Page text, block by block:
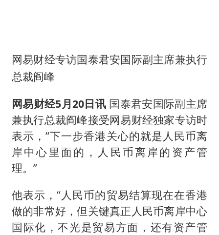
网易财经专访国泰君安国际副主席兼执行
总裁阎峰
网易财经5月20日讯 国泰君安国际副主席
兼执行总裁阎峰接受网易财经独家专访时
表示，“下一步香港关心的就是人民币离
岸中心里面的，人民币离岸的资产管
理。”
他表示，“人民币的贸易结算现在在香港
做的非常好，但关键真正人民币离岸中心
国际化，不光是贸易方面，还有资产管